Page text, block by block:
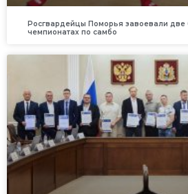
Росгвардейцы Поморья завоевали две
чемпионатах по самбо